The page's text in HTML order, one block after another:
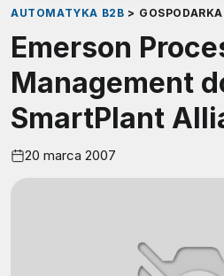
AUTOMATYKA B2B > GOSPODARKA
Emerson
Management
SmartPlant
20 marca 2007